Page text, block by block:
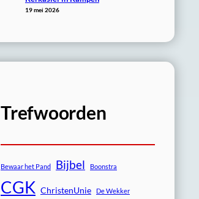
19 mei 2026
Trefwoorden
Bewaar het Pand Bijbel Boonstra
CGK ChristenUnie De Wekker